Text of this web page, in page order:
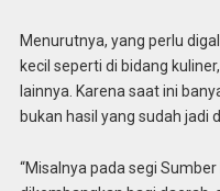
Menurutnya, yang perlu
kecil seperti di bidang
lainnya. Karena saat ini
bukan hasil yang sudah jadi
“Misalnya pada segi